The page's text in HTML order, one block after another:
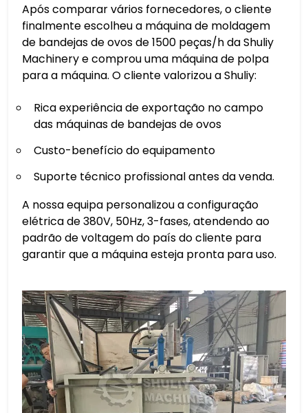
Após comparar vários fornecedores, o cliente
finalmente escolheu a máquina de moldagem
de bandejas de ovos de 1500 peças/h da Shuliy
Machinery e comprou uma máquina de polpa
para a máquina. O cliente valorizou a Shuliy:
Rica experiência de exportação no campo
das máquinas de bandejas de ovos
Custo-benefício do equipamento
Suporte técnico profissional antes da venda.
A nossa equipa personalizou a configuração
elétrica de 380V, 50Hz, 3-fases, atendendo ao
padrão de voltagem do país do cliente para
garantir que a máquina esteja pronta para uso.